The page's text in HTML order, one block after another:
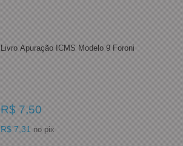
Livro Apuração ICMS Modelo 9 Foroni
R$ 7,50
R$ 7,31 no pix